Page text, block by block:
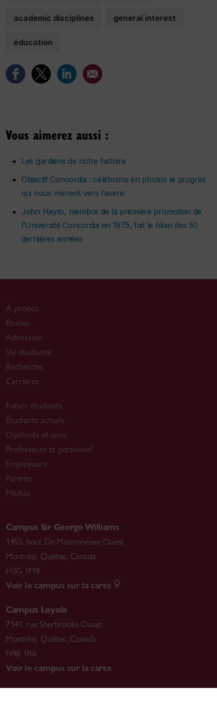
academic disciplines general interest
éducation
Vous aimerez aussi :
Les gardiens de notre histoire
Objectif Concordia : célébrons en photos le progrès
qui nous mènent vers l’avenir
John Hayto, membre de la première promotion de
l’Université Concordia en 1975, fait le bilan des 50
dernières années
À propos
Études
Admission
Vie étudiante
Recherche
Carrières
Futurs étudiants
Étudiants actuels
Diplômés et amis
Professeurs et personnel
Employeurs
Parents
Médias
Campus Sir George Williams
1455, boul. De Maisonneuve Ouest
Montréal, Québec, Canada
H3G 1M8
Voir le campus sur la carte
Campus Loyola
7141, rue Sherbrooke Ouest
Montréal, Québec, Canada
H4B 1R6
Voir le campus sur la carte